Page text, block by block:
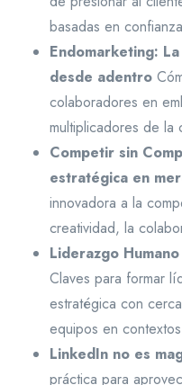
basadas en
Endomarketing:
desde adentro
colaboradores en
multiplicadores de la
Competir sin
estratégica en
innovadora a la
creatividad, la
Liderazgo
Claves para formar
estratégica con
equipos en
LinkedIn no es
práctica para